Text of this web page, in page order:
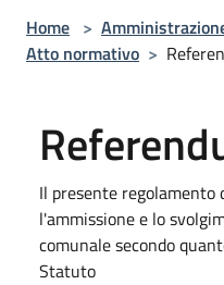
Home >
Atto normativo >
Il presente regolamento
l'ammissione e lo
comunale secondo
Statuto